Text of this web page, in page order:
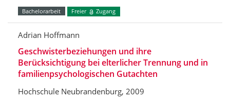
Bachelorarbeit Freier Zugang
Adrian Hoffmann
Geschwisterbeziehungen und ihre
Berücksichtigung bei elterlicher Trennung und in
familienpsychologischen Gutachten
Hochschule Neubrandenburg, 2009